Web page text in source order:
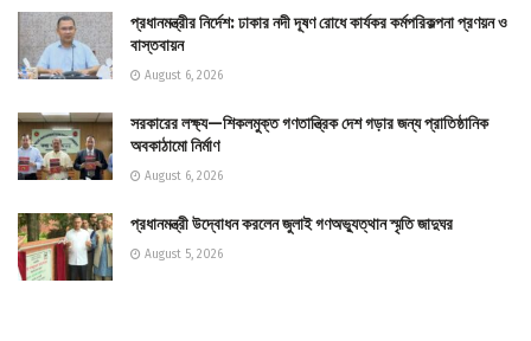
প্রধানমন্ত্রীর নির্দেশ: ঢাকার নদী দূষণ রোধে কার্যকর কর্মপরিকল্পনা প্রণয়ন ও
বাস্তবায়ন
August 6, 2026
সরকারের লক্ষ্য—শিকলমুক্ত গণতান্ত্রিক দেশ গড়ার জন্য প্রাতিষ্ঠানিক
অবকাঠামো নির্মাণ
August 6, 2026
প্রধানমন্ত্রী উদ্বোধন করলেন জুলাই গণঅভ্যুত্থান স্মৃতি জাদুঘর
August 5, 2026